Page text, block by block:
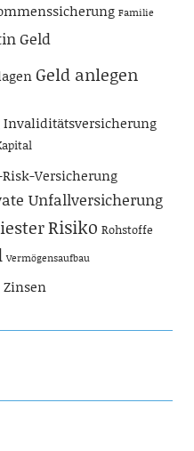
Familie
Geld
Geld anlegen
Invaliditätsversicherung
Versicherung
Unfallversicherung
Risiko Rohstoffe
Vermögensaufbau
Zinsen